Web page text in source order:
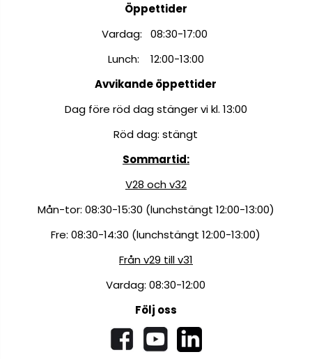
Öppettider
Vardag: 08:30-17:00
Lunch: 12:00-13:00
Avvikande öppettider
Dag före röd dag stänger vi kl. 13:00
Röd dag: stängt
Sommartid:
V28 och v32
Mån-tor: 08:30-15:30 (lunchstängt 12:00-13:00)
Fre: 08:30-14:30 (lunchstängt 12:00-13:00)
Från v29 till v31
Vardag: 08:30-12:00
Följ oss